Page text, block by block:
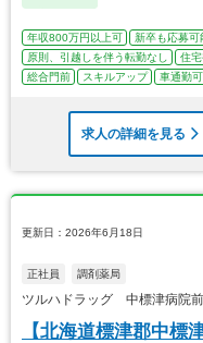
年収800万円以上可 新卒も応募可
原則、引越しを伴う転勤なし
住
総合門前
スキルアップ 車通勤可
求人の詳細を見る
更新日：2026年6月18日
正社員 調剤薬局
ツルハドラッグ 中標津病院
【北海道標津郡中標